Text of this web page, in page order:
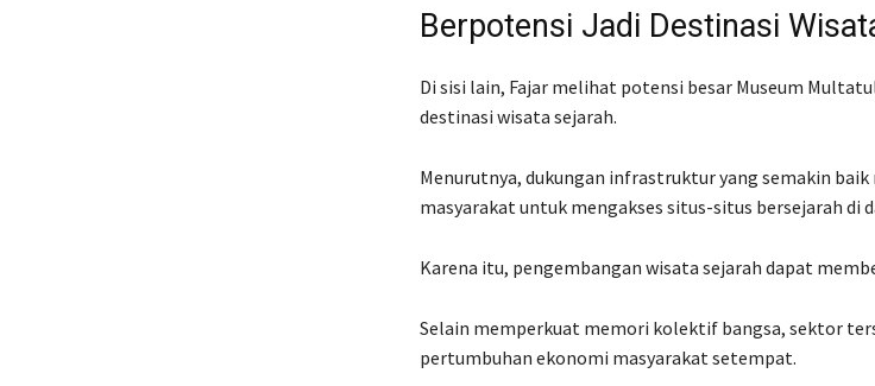
Berpotensi Jadi Destinasi
Di sisi lain, Fajar melihat potensi besar Museum
destinasi wisata sejarah.
Menurutnya, dukungan infrastruktur yang semakin
masyarakat untuk mengakses situs-situs bersejarah di
Karena itu, pengembangan wisata sejarah dapat
Selain memperkuat memori kolektif bangsa, sektor
pertumbuhan ekonomi masyarakat setempat.